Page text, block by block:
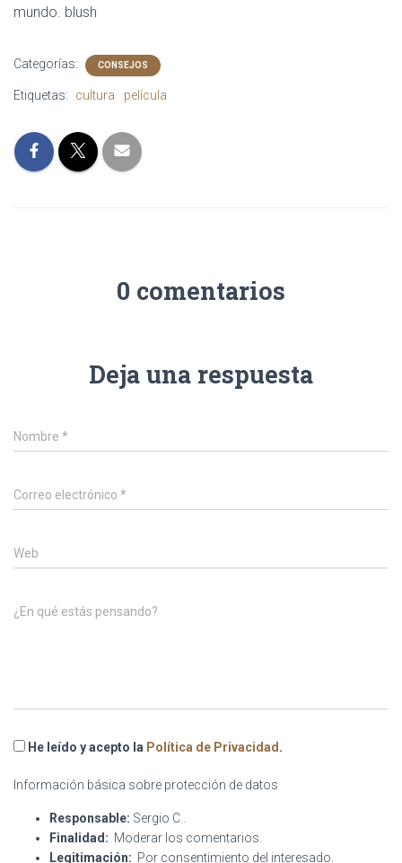
mundo. blush
Categorías: CONSEJOS
Etiquetas: cultura película
0 comentarios
Deja una respuesta
Nombre *
Correo electrónico *
Web
¿En qué estás pensando?
He leído y acepto la Política de Privacidad .
Información básica sobre protección de datos
Responsable: Sergio C..
Finalidad: Moderar los comentarios.
Legitimación: Por consentimiento del interesado.